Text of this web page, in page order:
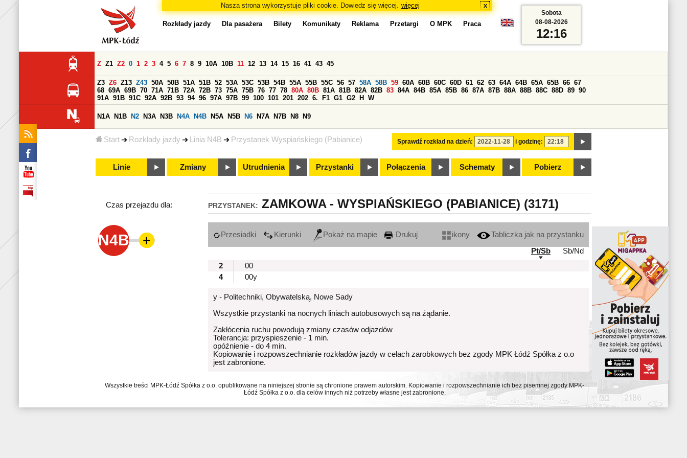
Nasza strona wykorzystuje pliki cookie. Dowiedz się więcej. więcej x
Start Rozkłady jazdy Linia N4B Przystanek Wyspiańskiego (Pabianice)
Rozkłady jazdy Dla pasażera Bilety Komunikaty Reklama Przetargi O MPK Praca
Sprawdź rozkład na dzień: i godzinę:
Z Z1 Z2 0 1 2 3 4 5 6 7 8 9 10A 10B 11 12 13 14 15 16 41 43 45
Z3 Z6 Z13 Z43 50A 50B 51A 51B 52 53A 53C 53B 54B 55A 55B 55C 56 57 58A 58B 59 60A 60B 60C 60D 61 62 63 64A 64B 65A 65B 66 67
68 69A 69B 70 71A 71B 72A 72B 73 75A 75B 76 77 78 80A 80B 81A 81B 82A 82B 83 84A 84B 85A 85B 86 87A 87B 88A 88B 88C 88D 89 90
91A 91B 91C 92A 92B 93 94 96 97A 97B 99 100 101 201 202 6. F1 G1 G2 H W
N1A N1B N2 N3A N3B N4A N4B N5A N5B N6 N7A N7B N8 N9
Linie Zmiany Utrudnienia Przystanki Połączenia Schematy Pobierz
Sobota
08-08-2026
12:16
PRZYSTANEK: ZAMKOWA - WYSPIAŃSKIEGO (PABIANICE) (3171)
Czas przejazdu dla:
N4B Przesiadki Kierunki Pokaż na mapie Drukuj ikony
Tabliczka jak na przystanku
Pt/Sb
Sb/Nd
2
00
4
00y
y - Politechniki, Obywatelską, Nowe Sady
Wszystkie przystanki na nocnych liniach autobusowych są na żądanie.
Zakłócenia ruchu powodują zmiany czasów odjazdów
Tolerancja: przyspieszenie - 1 min.
opóźnienie - do 4 min.
Kopiowanie i rozpowszechnianie rozkładów jazdy w celach zarobkowych bez zgody MPK Łódź Spółka z o.o
jest zabronione.
Wszystkie treści MPK-Łódź Spółka z o.o. opublikowane na niniejszej stronie są chronione prawem autorskim. Kopiowanie i rozpowszechnianie ich bez pisemnej zgody MPK-
Łódź Spółka z o.o. dla celów innych niż potrzeby własne jest zabronione.